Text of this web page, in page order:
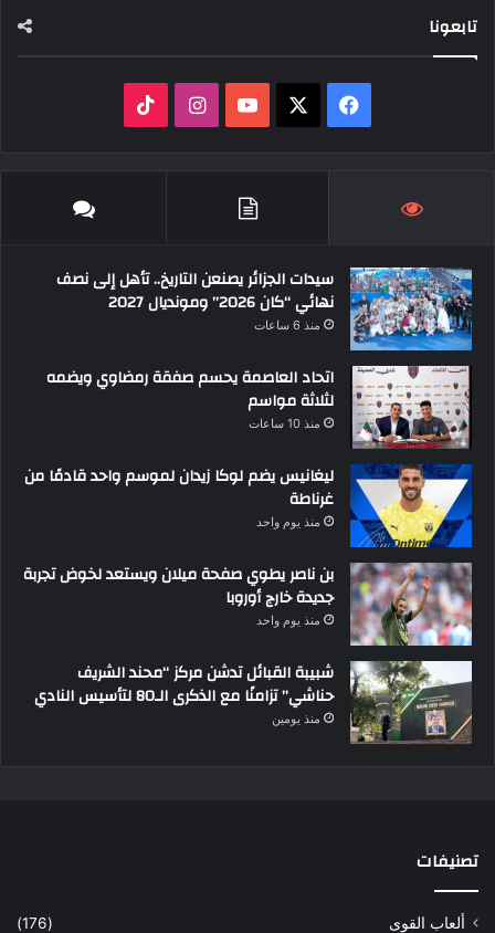
تابعونا
فيسبوك ‫YouTubeانستقرام
سيدات الجزائر يصنعن التاريخ.. تأهل إلى نصف
نهائي “كان 2026” ومونديال 2027
منذ 6 ساعات
اتحاد العاصمة يحسم صفقة رمضاوي ويضمه
لثلاثة مواسم
منذ 10 ساعات
ليغانيس يضم لوكا زيدان لموسم واحد قادمًا من
غرناطة
منذ يوم واحد
بن ناصر يطوي صفحة ميلان ويستعد لخوض تجربة
جديدة خارج أوروبا
منذ يوم واحد
شبيبة القبائل تدشن مركز “محند الشريف
حناشي” تزامنًا مع الذكرى الـ80 لتأسيس النادي
منذ يومين
تصنيفات
ألعاب القوى
(176)